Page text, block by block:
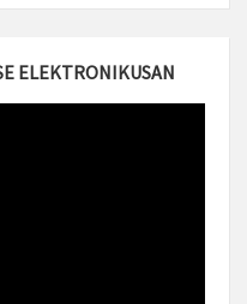
ELEKTRONIKUSAN